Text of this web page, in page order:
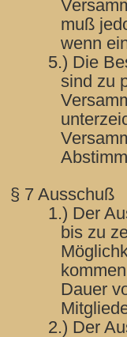
muß
wenn
5.) Die
sind zu
§ 7 Ausschuß
1.) Der
bis zu
Dauer
2.) Der